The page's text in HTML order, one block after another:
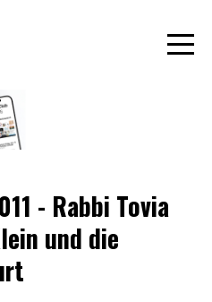
- Rabbi Tovia
und die